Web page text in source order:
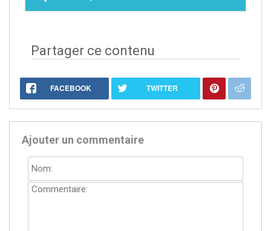
Partager ce contenu
FACEBOOK TWITTER
Ajouter un commentaire